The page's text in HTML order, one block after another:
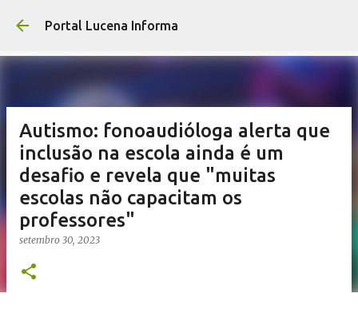
Portal Lucena Informa
Autismo: fonoaudióloga alerta que
inclusão na escola ainda é um
desafio e revela que "muitas
escolas não capacitam os
professores"
setembro 30, 2023